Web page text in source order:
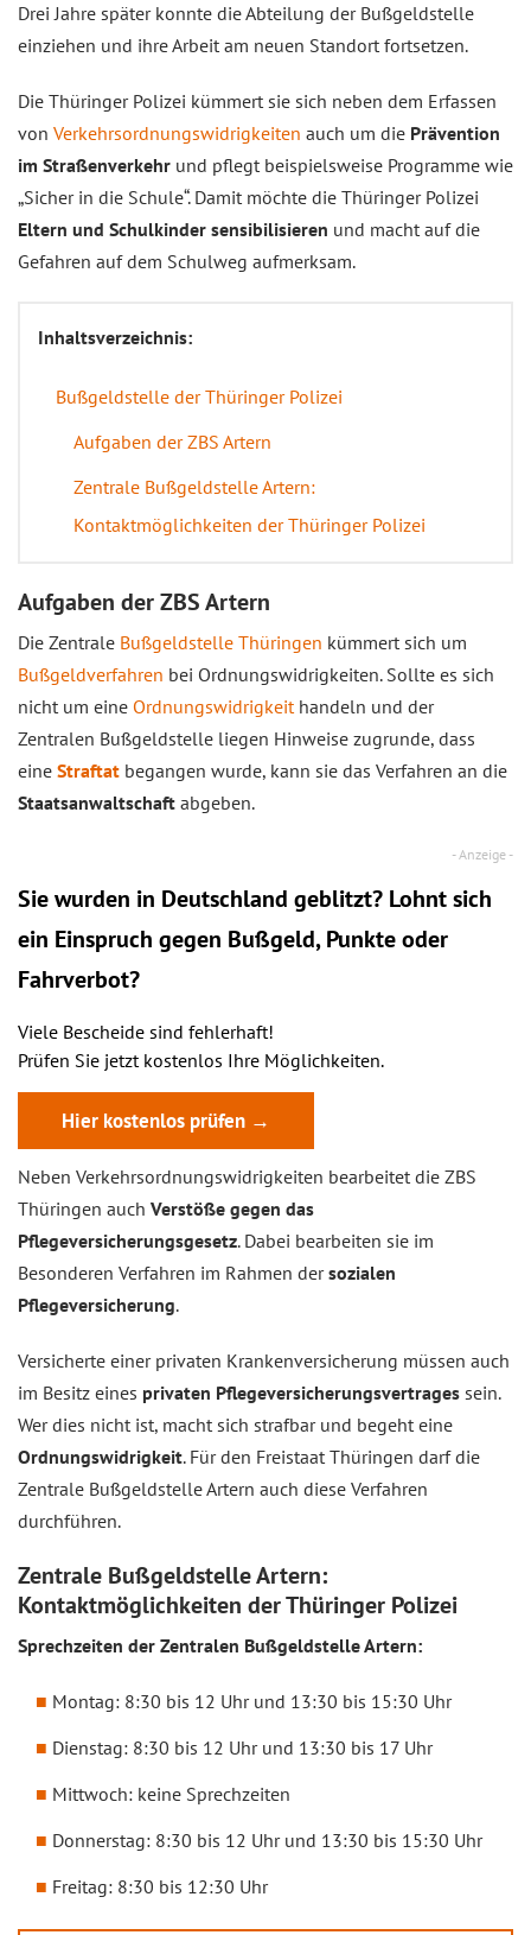
Drei Jahre später konnte die Abteilung der Bußgeldstelle
einziehen und ihre Arbeit am neuen Standort fortsetzen.
Die Thüringer Polizei kümmert sie sich neben dem Erfassen
von Verkehrsordnungswidrigkeiten auch um die Prävention
im Straßenverkehr und pflegt beispielsweise Programme wie
„Sicher in die Schule“. Damit möchte die Thüringer Polizei
Eltern und Schulkinder sensibilisieren und macht auf die
Gefahren auf dem Schulweg aufmerksam.
Inhaltsverzeichnis:
Bußgeldstelle der Thüringer Polizei
Aufgaben der ZBS Artern
Zentrale Bußgeldstelle Artern:
Kontaktmöglichkeiten der Thüringer Polizei
Aufgaben der ZBS Artern
Die Zentrale Bußgeldstelle Thüringen kümmert sich um
Bußgeldverfahren bei Ordnungswidrigkeiten. Sollte es sich
nicht um eine Ordnungswidrigkeithandeln und der
Zentralen Bußgeldstelle liegen Hinweise zugrunde, dass
eine Straftat begangen wurde, kann sie das Verfahren an die
Staatsanwaltschaft abgeben.
Sie wurden in Deutschland geblitzt? Lohnt sich
ein Einspruch gegen Bußgeld, Punkte oder
Fahrverbot?
Viele Bescheide sind fehlerhaft!
Prüfen Sie jetzt kostenlos Ihre Möglichkeiten.
Hier kostenlos prüfen →
Neben Verkehrsordnungswidrigkeiten bearbeitet die ZBS
Thüringen auch Verstöße gegen das
Pflegeversicherungsgesetz. Dabei bearbeiten sie im
Besonderen Verfahren im Rahmen dersozialen
Pflegeversicherung.
Versicherte einer privaten Krankenversicherung müssen auch
im Besitz eines privaten Pflegeversicherungsvertrages sein.
Wer dies nicht ist, macht sich strafbar und begeht eine
Ordnungswidrigkeit. Für den Freistaat Thüringen darf die
Zentrale Bußgeldstelle Artern auch diese Verfahren
durchführen.
Zentrale Bußgeldstelle Artern:
Kontaktmöglichkeiten der Thüringer Polizei
Sprechzeiten der Zentralen Bußgeldstelle Artern:
Montag: 8:30 bis 12 Uhr und 13:30 bis 15:30 Uhr
Dienstag: 8:30 bis 12 Uhr und 13:30 bis 17 Uhr
Mittwoch: keine Sprechzeiten
Donnerstag: 8:30 bis 12 Uhr und 13:30 bis 15:30 Uhr
Freitag: 8:30 bis 12:30 Uhr